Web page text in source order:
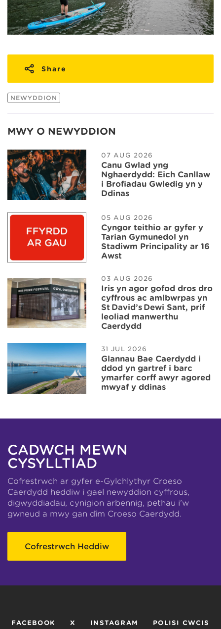
Share
NEWYDDION
MWY O NEWYDDION
07 AUG 2026
Canu Gwlad yng
Nghaerdydd: Eich Canllaw
i Brofiadau Gwledig yn y
Ddinas
05 AUG 2026
Cyngor teithio ar gyfer y
Tarian Gymunedol yn
Stadiwm Principality ar 16
Awst
03 AUG 2026
Iris yn agor gofod dros dro
cyffrous ac amlbwrpas yn
St David’s Dewi Sant, prif
leoliad manwerthu
Caerdydd
31 JUL 2026
Glannau Bae Caerdydd i
ddod yn gartref i barc
ymarfer corff awyr agored
mwyaf y ddinas
CADWCH MEWN
CYSYLLTIAD
Cofrestrwch ar gyfer e-Gylchlythyr Croeso
Caerdydd heddiw i gael newyddion cyffrous,
digwyddiadau, cynigion arbennig, pethau i’w
gwneud a mwy gan dîm Croeso Caerdydd.
Cofrestrwch Heddiw
FACEBOOK X INSTAGRAM POLISI CWCIS